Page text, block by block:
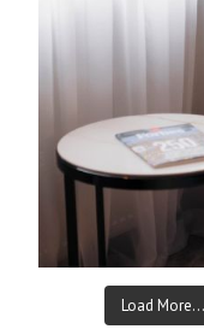
Load More...